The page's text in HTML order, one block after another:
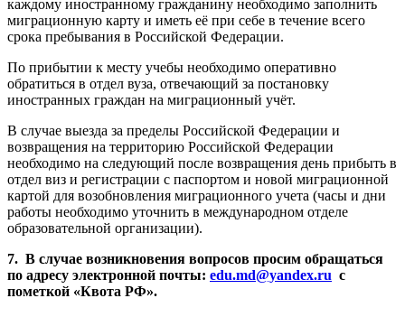
каждому иностранному гражданину необходимо заполнить
миграционную карту и иметь её при себе в течение всего
срока пребывания в Российской Федерации.
По прибытии к месту учебы необходимо оперативно
обратиться в отдел вуза, отвечающий за постановку
иностранных граждан на миграционный учёт.
В случае выезда за пределы Российской Федерации и
возвращения на территорию Российской Федерации
необходимо на следующий после возвращения день прибыть в
отдел виз и регистрации с паспортом и новой миграционной
картой для возобновления миграционного учета (часы и дни
работы необходимо уточнить в международном отделе
образовательной организации).
7. В случае возникновения вопросов просим обращаться
по адресу электронной почты: edu.md@yandex.ru с
пометкой «Квота РФ».